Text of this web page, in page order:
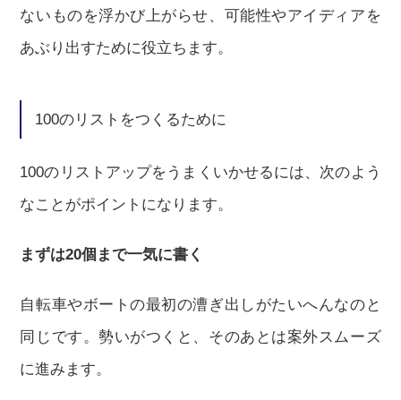
ないものを浮かび上がらせ、可能性やアイディアを
あぶり出すために役立ちます。
100のリストをつくるために
100のリストアップをうまくいかせるには、次のよう
なことがポイントになります。
まずは20個まで一気に書く
自転車やボートの最初の漕ぎ出しがたいへんなのと
同じです。勢いがつくと、そのあとは案外スムーズ
に進みます。